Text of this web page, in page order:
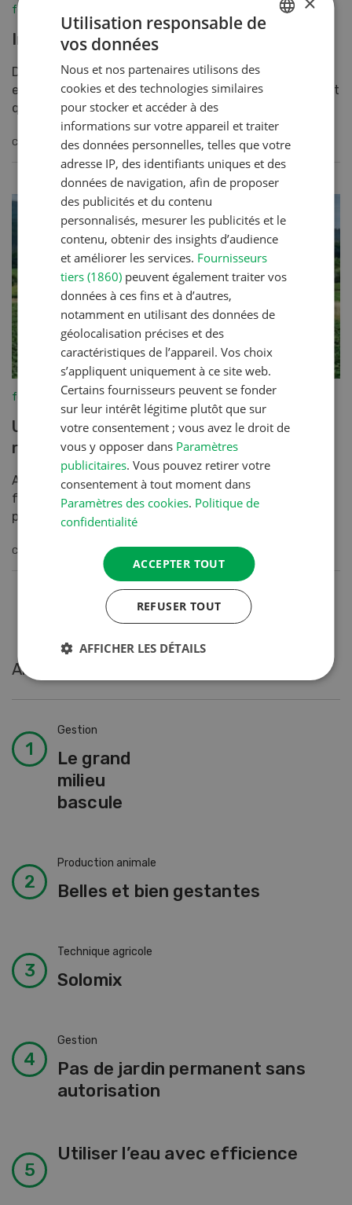
fenaco-LANDI
Initiatives agricoles
Depuis des mois, les partisans des initiatives pour une
eau potable propre et contre les pesticides soutiennent
que l’agriculture suisse n’est pas durable....
CONTINUER À LIRE
fenaco-LANDI
Une chance pour la commercialisation
régionale
Avec la politique agricole à partir de 2022, le Conseil
fédéral entend améliorer les conditions générales aux
plans du marché, de l’exploitation et de l’en...
CONTINUER À LIRE
Articles les plus lus
Gestion
Le grand
milieu
bascule
Production animale
Belles et bien gestantes
Technique agricole
Solomix
Gestion
Pas de jardin permanent sans
autorisation
Utiliser l’eau avec efficience
Utilisation responsable de
vos données
Nous et nos partenaires utilisons des
cookies et des technologies similaires
pour stocker et accéder à des
informations sur votre appareil et traiter
des données personnelles, telles que votre
adresse IP, des identifiants uniques et des
données de navigation, afin de proposer
des publicités et du contenu
personnalisés, mesurer les publicités et le
contenu, obtenir des insights d’audience
et améliorer les services. Fournisseurs
tiers (1860) peuvent également traiter vos
données à ces fins et à d’autres,
notamment en utilisant des données de
géolocalisation précises et des
caractéristiques de l’appareil. Vos choix
s’appliquent uniquement à ce site web.
Certains fournisseurs peuvent se fonder
sur leur intérêt légitime plutôt que sur
votre consentement ; vous avez le droit de
vous y opposer dans Paramètres
publicitaires. Vous pouvez retirer votre
consentement à tout moment dans
Paramètres des cookies. Politique de
confidentialité
ACCEPTER TOUT
REFUSER TOUT
AFFICHER LES DÉTAILS